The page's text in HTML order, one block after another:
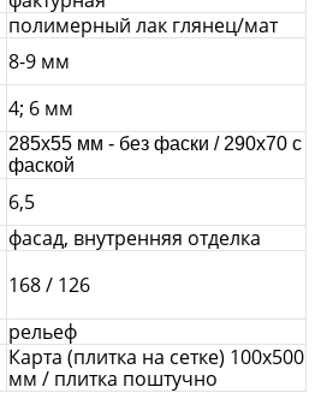
полимерный лак глянец/мат
8-9 мм
4; 6 мм
285х55 мм - без фаски / 290х70 с
фаской
6,5
фасад, внутренняя отделка
168 / 126
рельеф
Карта (плитка на сетке) 100х500
мм / плитка поштучно